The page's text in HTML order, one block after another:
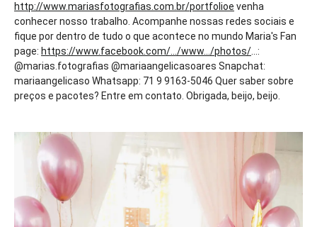
http://www.mariasfotografias.com.br/portfolioe venha
conhecer nosso trabalho. Acompanhe nossas redes sociais e
fique por dentro de tudo o que acontece no mundo Maria's Fan
page: https://www.facebook.com/.../www.../photos/ ...:
@marias.fotografias @mariaangelicasoares Snapchat:
mariaangelicaso Whatsapp: 71 9 9163-5046 Quer saber sobre
preços e pacotes? Entre em contato. Obrigada, beijo, beijo.